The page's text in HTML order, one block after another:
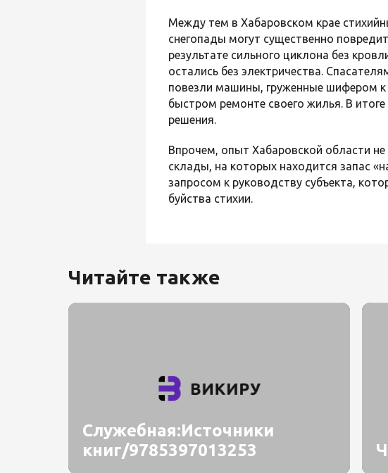
Между тем в Хабаровском крае
снегопады могут существенно
результате сильного циклона без
остались без электричества.
повезли машины, груженные шифером к
быстром ремонте своего жилья. В
решения.
Впрочем, опыт Хабаровской области
склады, на которых находится запас
запросом к руководству субъекта,
буйства стихии.
Читайте также
Служебная:Источники
книг/9785397013253